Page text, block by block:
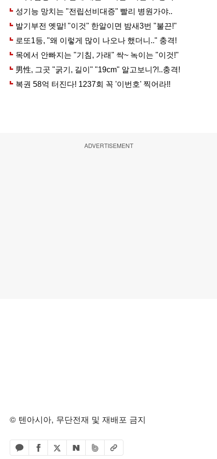
ADVERTISEMENT
© 텐아시아, 무단전재 및 재배포 금지
카카오톡 공유하기
페이스북 공유하기
엑스 공유하기
네이버 공유하기
밴드 공유하기
URL복사